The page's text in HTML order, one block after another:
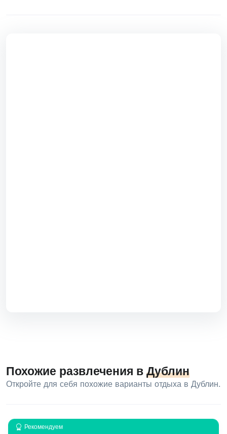
Похожие развлечения в Дублин
Откройте для себя похожие варианты отдыха в Дублин.
Рекомендуем